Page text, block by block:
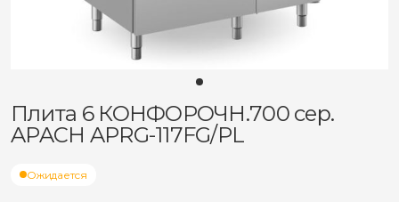
Плита 6 КОНФОРОЧН.700 сер.
APACH APRG-117FG/PL
Ожидается